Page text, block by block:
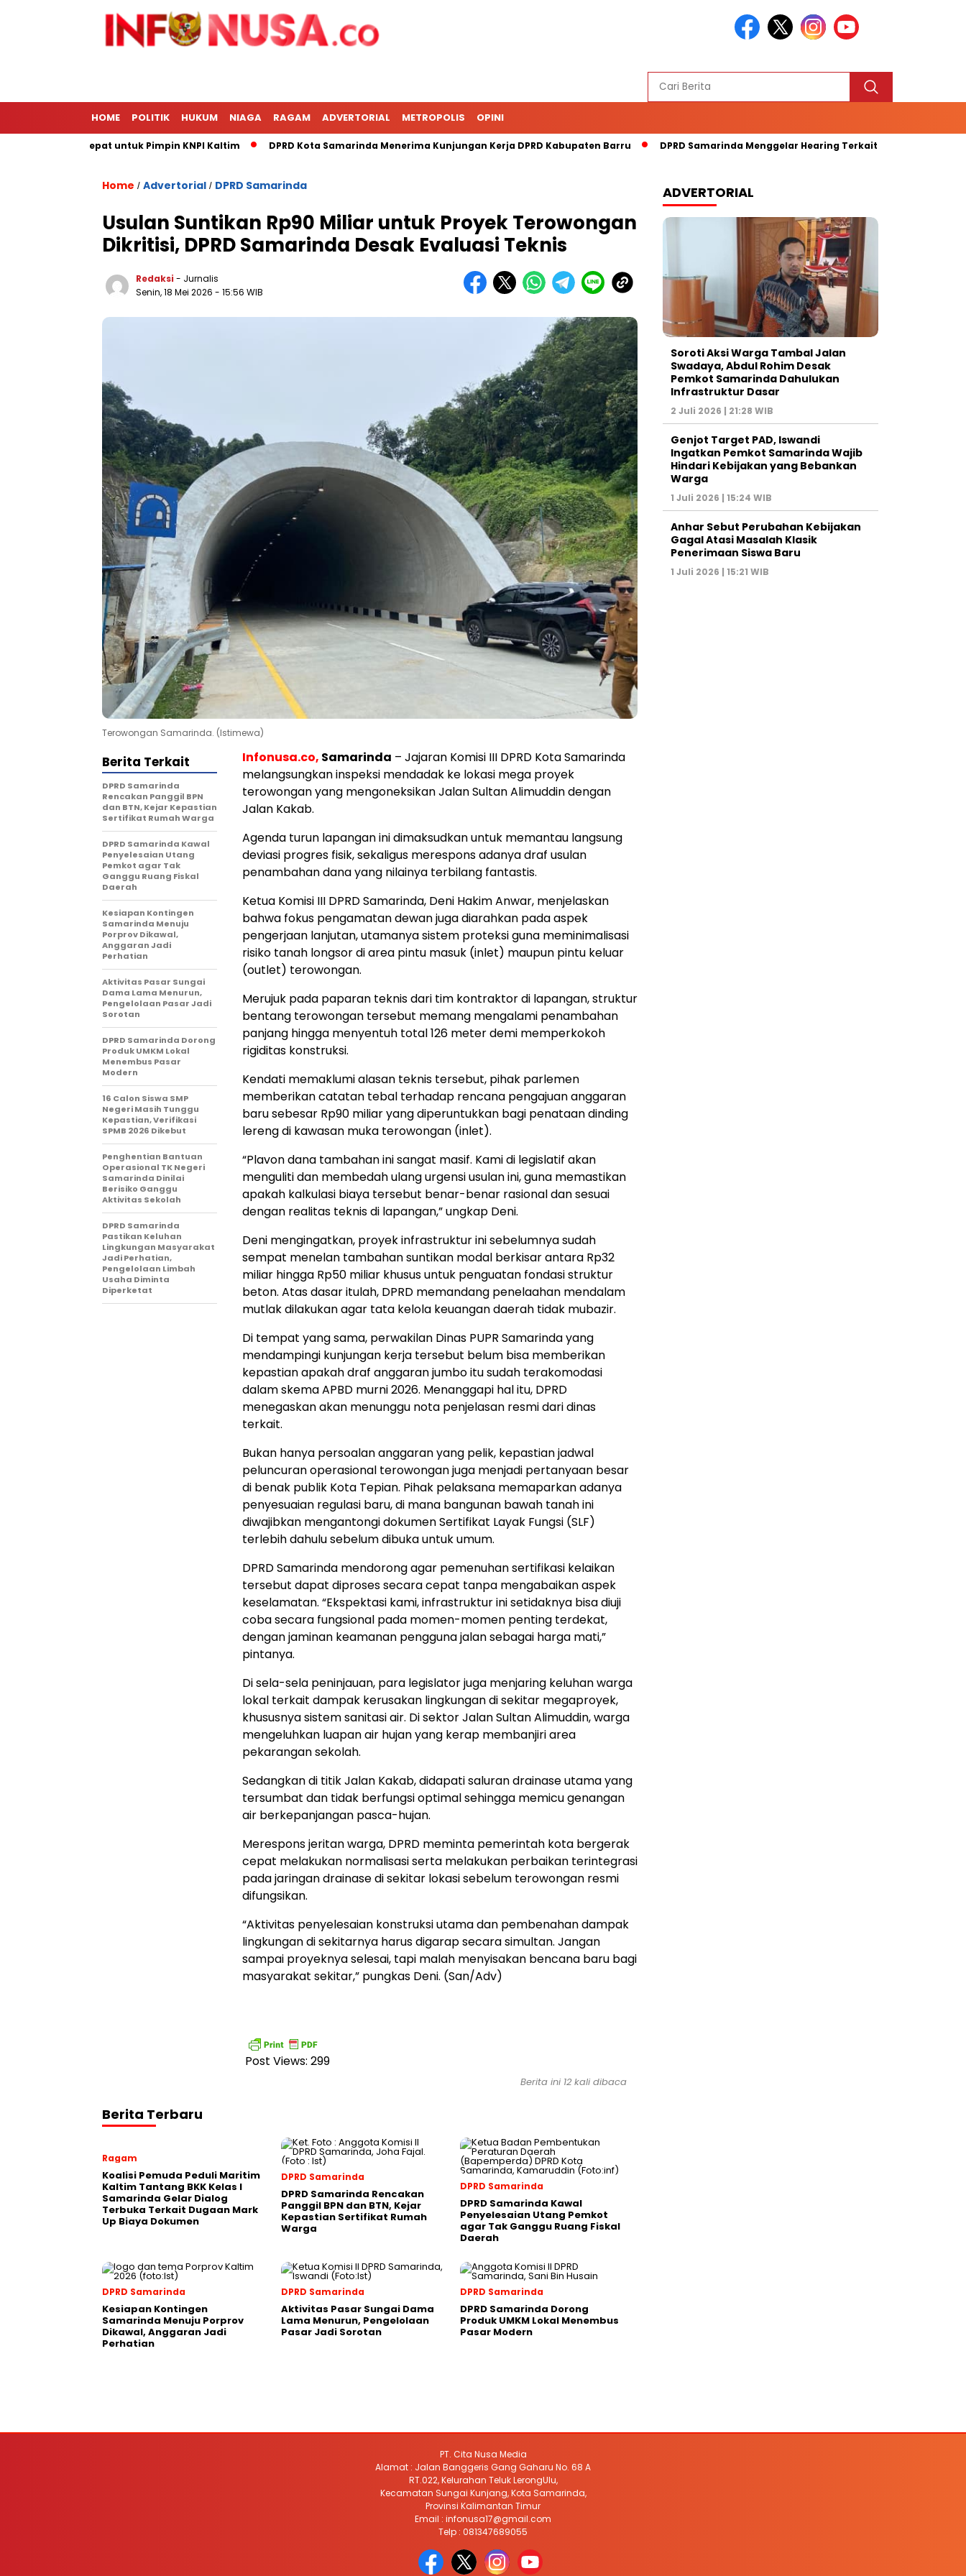
HOME POLITIK HUKUM NIAGA RAGAM ADVERTORIAL METROPOLIS OPINI
Paling Tepat untuk Pimpin KNPI Kaltim DPRD Kota Samarinda Menerima Kunjungan Kerja DPRD Kabupaten Barru DPRD Samarinda Menggelar Hearing Terkait Kelangkaan
Home / Advertorial / DPRD Samarinda
Usulan Suntikan Rp90 Miliar untuk Proyek Terowongan
Dikritisi, DPRD Samarinda Desak Evaluasi Teknis
Redaksi - Jurnalis
Senin, 18 Mei 2026 - 15:56 WIB
Terowongan Samarinda. (Istimewa)
Infonusa.co, Samarinda – Jajaran Komisi III DPRD Kota Samarinda
melangsungkan inspeksi mendadak ke lokasi mega proyek
terowongan yang mengoneksikan Jalan Sultan Alimuddin dengan
Jalan Kakab.
​Agenda turun lapangan ini dimaksudkan untuk memantau langsung
deviasi progres fisik, sekaligus merespons adanya draf usulan
penambahan dana yang nilainya terbilang fantastis.
​Ketua Komisi III DPRD Samarinda, Deni Hakim Anwar, menjelaskan
bahwa fokus pengamatan dewan juga diarahkan pada aspek
pengerjaan lanjutan, utamanya sistem proteksi guna meminimalisasi
risiko tanah longsor di area pintu masuk (inlet) maupun pintu keluar
(outlet) terowongan.
​Merujuk pada paparan teknis dari tim kontraktor di lapangan, struktur
bentang terowongan tersebut memang mengalami penambahan
panjang hingga menyentuh total 126 meter demi memperkokoh
rigiditas konstruksi.
​Kendati memaklumi alasan teknis tersebut, pihak parlemen
memberikan catatan tebal terhadap rencana pengajuan anggaran
baru sebesar Rp90 miliar yang diperuntukkan bagi penataan dinding
lereng di kawasan muka terowongan (inlet).
​“Plavon dana tambahan ini sangat masif. Kami di legislatif akan
menguliti dan membedah ulang urgensi usulan ini, guna memastikan
apakah kalkulasi biaya tersebut benar-benar rasional dan sesuai
dengan realitas teknis di lapangan,” ungkap Deni.
​Deni mengingatkan, proyek infrastruktur ini sebelumnya sudah
sempat menelan tambahan suntikan modal berkisar antara Rp32
miliar hingga Rp50 miliar khusus untuk penguatan fondasi struktur
beton. Atas dasar itulah, DPRD memandang penelaahan mendalam
mutlak dilakukan agar tata kelola keuangan daerah tidak mubazir.
​Di tempat yang sama, perwakilan Dinas PUPR Samarinda yang
mendampingi kunjungan kerja tersebut belum bisa memberikan
kepastian apakah draf anggaran jumbo itu sudah terakomodasi
dalam skema APBD murni 2026. Menanggapi hal itu, DPRD
menegaskan akan menunggu nota penjelasan resmi dari dinas
terkait.
​Bukan hanya persoalan anggaran yang pelik, kepastian jadwal
peluncuran operasional terowongan juga menjadi pertanyaan besar
di benak publik Kota Tepian. Pihak pelaksana memaparkan adanya
penyesuaian regulasi baru, di mana bangunan bawah tanah ini
diwajibkan mengantongi dokumen Sertifikat Layak Fungsi (SLF)
terlebih dahulu sebelum dibuka untuk umum.
​DPRD Samarinda mendorong agar pemenuhan sertifikasi kelaikan
tersebut dapat diproses secara cepat tanpa mengabaikan aspek
keselamatan. “Ekspektasi kami, infrastruktur ini setidaknya bisa diuji
coba secara fungsional pada momen-momen penting terdekat,
dengan jaminan keamanan pengguna jalan sebagai harga mati,”
pintanya.
​Di sela-sela peninjauan, para legislator juga menjaring keluhan warga
lokal terkait dampak kerusakan lingkungan di sekitar megaproyek,
khususnya sistem sanitasi air. Di sektor Jalan Sultan Alimuddin, warga
mengeluhkan luapan air hujan yang kerap membanjiri area
pekarangan sekolah.
​Sedangkan di titik Jalan Kakab, didapati saluran drainase utama yang
tersumbat dan tidak berfungsi optimal sehingga memicu genangan
air berkepanjangan pasca-hujan.
​Merespons jeritan warga, DPRD meminta pemerintah kota bergerak
cepat melakukan normalisasi serta melakukan perbaikan terintegrasi
pada jaringan drainase di sekitar lokasi sebelum terowongan resmi
difungsikan.
​“Aktivitas penyelesaian konstruksi utama dan pembenahan dampak
lingkungan di sekitarnya harus digarap secara simultan. Jangan
sampai proyeknya selesai, tapi malah menyisakan bencana baru bagi
masyarakat sekitar,” pungkas Deni. (San/Adv)
Post Views: 299
Berita Terkait
DPRD Samarinda
Rencakan Panggil BPN
dan BTN, Kejar Kepastian
Sertifikat Rumah Warga
DPRD Samarinda Kawal
Penyelesaian Utang
Pemkot agar Tak
Ganggu Ruang Fiskal
Daerah
Kesiapan Kontingen
Samarinda Menuju
Porprov Dikawal,
Anggaran Jadi
Perhatian
Aktivitas Pasar Sungai
Dama Lama Menurun,
Pengelolaan Pasar Jadi
Sorotan
DPRD Samarinda Dorong
Produk UMKM Lokal
Menembus Pasar
Modern
16 Calon Siswa SMP
Negeri Masih Tunggu
Kepastian, Verifikasi
SPMB 2026 Dikebut
Penghentian Bantuan
Operasional TK Negeri
Samarinda Dinilai
Berisiko Ganggu
Aktivitas Sekolah
DPRD Samarinda
Pastikan Keluhan
Lingkungan Masyarakat
Jadi Perhatian,
Pengelolaan Limbah
Usaha Diminta
Diperketat
Berita ini 12 kali dibaca
Berita Terbaru
Ragam
Koalisi Pemuda Peduli Maritim
Kaltim Tantang BKK Kelas I
Samarinda Gelar Dialog
Terbuka Terkait Dugaan Mark
Up Biaya Dokumen
DPRD Samarinda
DPRD Samarinda Rencakan
Panggil BPN dan BTN, Kejar
Kepastian Sertifikat Rumah
Warga
DPRD Samarinda
DPRD Samarinda Kawal
Penyelesaian Utang Pemkot
agar Tak Ganggu Ruang Fiskal
Daerah
DPRD Samarinda
Kesiapan Kontingen
Samarinda Menuju Porprov
Dikawal, Anggaran Jadi
Perhatian
DPRD Samarinda
Aktivitas Pasar Sungai Dama
Lama Menurun, Pengelolaan
Pasar Jadi Sorotan
DPRD Samarinda
DPRD Samarinda Dorong
Produk UMKM Lokal Menembus
Pasar Modern
ADVERTORIAL
Soroti Aksi Warga Tambal Jalan
Swadaya, Abdul Rohim Desak
Pemkot Samarinda Dahulukan
Infrastruktur Dasar
2 Juli 2026 | 21:28 WIB
Genjot Target PAD, Iswandi
Ingatkan Pemkot Samarinda Wajib
Hindari Kebijakan yang Bebankan
Warga
1 Juli 2026 | 15:24 WIB
Anhar Sebut Perubahan Kebijakan
Gagal Atasi Masalah Klasik
Penerimaan Siswa Baru
1 Juli 2026 | 15:21 WIB
PT. Cita Nusa Media
Alamat : Jalan Banggeris Gang Gaharu No. 68 A
RT.022, Kelurahan Teluk LerongUlu,
Kecamatan Sungai Kunjang, Kota Samarinda,
Provinsi Kalimantan Timur
Email : infonusa17@gmail.com
Telp : 081347689055